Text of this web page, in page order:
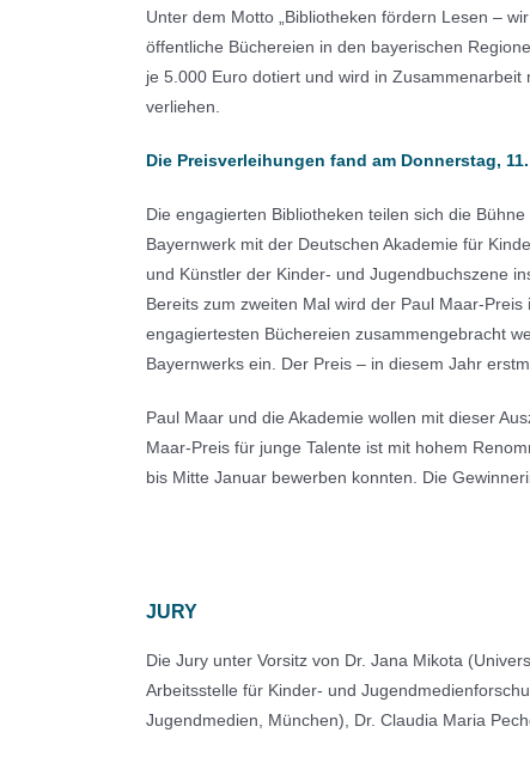
Unter dem Motto „Bibliotheken fördern Lesen –
öffentliche Büchereien in den bayerischen
je 5.000 Euro dotiert und wird in
verliehen.
Die Preisverleihungen fand am Donnerstag,
Die engagierten Bibliotheken teilen sich die
Bayernwerk mit der Deutschen Akademie für
und Künstler der Kinder- und Jugendbuchszene
Bereits zum zweiten Mal wird der Paul Maar-
engagiertesten Büchereien zusammengebracht
Bayernwerks ein. Der Preis – in diesem Jahr
Paul Maar und die Akademie wollen mit dieser
Maar-Preis für junge Talente ist mit hohem
bis Mitte Januar bewerben konnten. Die
JURY
Die Jury unter Vorsitz von Dr. Jana Mikota
Arbeitsstelle für Kinder- und
Jugendmedien, München), Dr. Claudia Maria